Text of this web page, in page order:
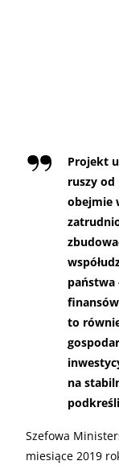
Projekt
ruszy od
obejmie
państwa
to
na
Szefowa
miesiące 2019